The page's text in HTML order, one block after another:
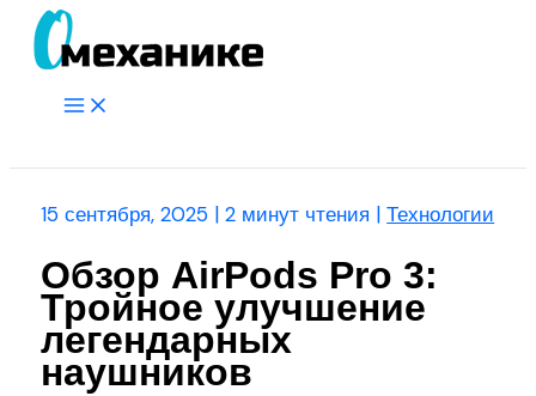
Перейти
Main
15 сентября, 2025 |2 минут чтения |Технологии
Обзор AirPods Pro 3:
Тройное улучшение
легендарных
наушников